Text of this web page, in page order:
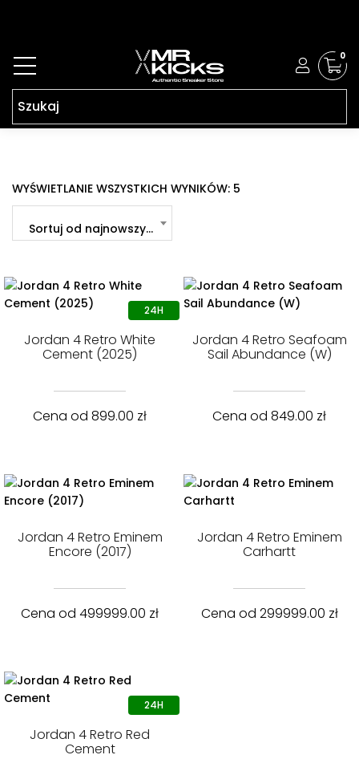
0
WYŚWIETLANIE WSZYSTKICH WYNIKÓW: 5
Sortuj od najnowszych
Jordan 4 Retro White
Cement (2025)
Cena od 899.00 zł
Jordan 4 Retro Seafoam
Sail Abundance (W)
Cena od 849.00 zł
Jordan 4 Retro Eminem
Encore (2017)
Cena od 499999.00 zł
Jordan 4 Retro Eminem
Carhartt
Cena od 299999.00 zł
Jordan 4 Retro Red
Cement